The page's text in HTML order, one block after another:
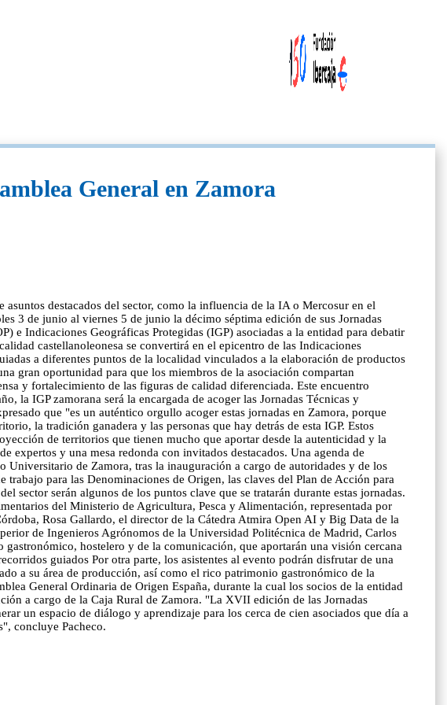
General en Zamora
destacados del sector, como la influencia de la IA o Mercosur en el
3 de junio al viernes 5 de junio la décimo séptima edición de sus Jornadas
e Indicaciones Geográficas Protegidas (IGP) asociadas a la entidad para debatir
castellanoleonesa se convertirá en el epicentro de las Indicaciones
a diferentes puntos de la localidad vinculados a la elaboración de productos
gran oportunidad para que los miembros de la asociación compartan
y fortalecimiento de las figuras de calidad diferenciada. Este encuentro
la IGP zamorana será la encargada de acoger las Jornadas Técnicas y
que "es un auténtico orgullo acoger estas jornadas en Zamora, porque
la tradición ganadera y las personas que hay detrás de esta IGP. Estos
de territorios que tienen mucho que aportar desde la autenticidad y la
y una mesa redonda con invitados destacados. Una agenda de
de Zamora, tras la inauguración a cargo de autoridades y de los
para las Denominaciones de Origen, las claves del Plan de Acción para
serán algunos de los puntos clave que se tratarán durante estas jornadas.
del Ministerio de Agricultura, Pesca y Alimentación, representada por
Rosa Gallardo, el director de la Cátedra Atmira Open AI y Big Data de la
de Ingenieros Agrónomos de la Universidad Politécnica de Madrid, Carlos
hostelero y de la comunicación, que aportarán una visión cercana
guiados Por otra parte, los asistentes al evento podrán disfrutar de una
a su área de producción, así como el rico patrimonio gastronómico de la
General Ordinaria de Origen España, durante la cual los socios de la entidad
a cargo de la Caja Rural de Zamora. "La XVII edición de las Jornadas
un espacio de diálogo y aprendizaje para los cerca de cien asociados que día a
concluye Pacheco.